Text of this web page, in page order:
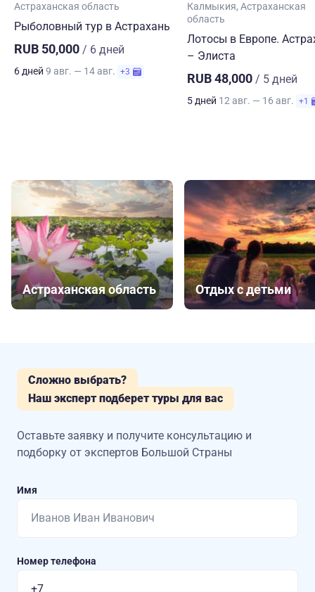
Астраханская область
Рыболовный тур в Астрахань
RUB 50,000 / 6 дней
6 дней 9 авг. — 14 авг. +3
Калмыкия Астраханская
область
Лотосы в Европе.
– Элиста
RUB 48,000 / 5 дней
5 дней 12 авг. — 16 авг. +1
Астраханская область Отдых с детьми
Сложно выбрать?
Наш эксперт подберет туры для вас
Оставьте заявку и получите консультацию и
подборку от экспертов Большой Страны
Имя
Номер телефона